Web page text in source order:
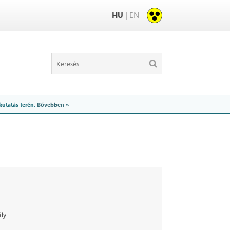
HU | EN
terén. Bővebben »